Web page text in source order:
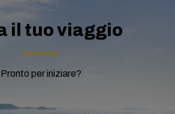
il tuo viaggio
Pronto per iniziare?